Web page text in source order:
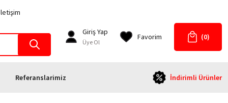
Giriş Yap
Üye Ol
Favorim (0)
Referanslarimiz İndirimli Ürünler